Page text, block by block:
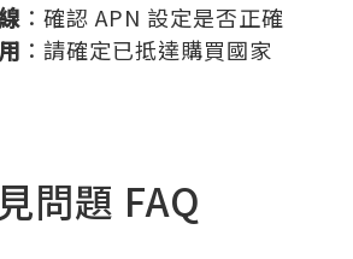
：確認 APN 設定是否正確
：請確定已抵達購買國家
問題 FAQ